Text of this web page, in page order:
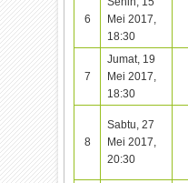
6
Mei 2017,
18:30
7
Jumat, 19
Mei 2017,
18:30
8
Sabtu, 27
Mei 2017,
20:30